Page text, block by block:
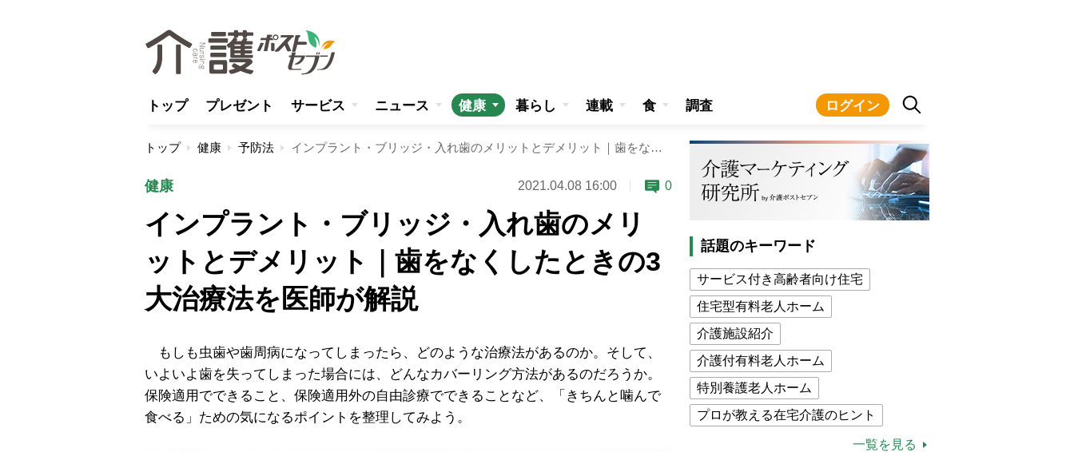
トップ プレゼント サービス ニュース 健康 暮らし 連載 食 調査 ログイン
トップ 健康 予防法 インプラント・ブリッジ・入れ歯のメリットとデメリット｜歯をなくしたときの3大治療法を医師が解説
健康 2021.04.08 16:00 0
インプラント・ブリッジ・入れ歯のメリ
ットとデメリット｜歯をなくしたときの3
大治療法を医師が解説
もしも虫歯や歯周病になってしまったら、どのような治療法があるのか。そして、
いよいよ歯を失ってしまった場合には、どんなカバーリング方法があるのだろうか。
保険適用でできること、保険適用外の自由診療でできることなど、「きちんと噛んで
食べる」ための気になるポイントを整理してみよう。
話題のキーワード
サービス付き高齢者向け住宅
住宅型有料老人ホーム
介護施設紹介
介護付有料老人ホーム
特別養護老人ホーム
プロが教える在宅介護のヒント
介護食一覧を見る